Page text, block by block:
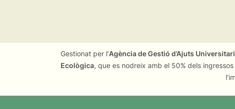
Gestionat per l’Agència de Gestió d’Ajuts
Ecològica, que es nodreix amb el 50% dels